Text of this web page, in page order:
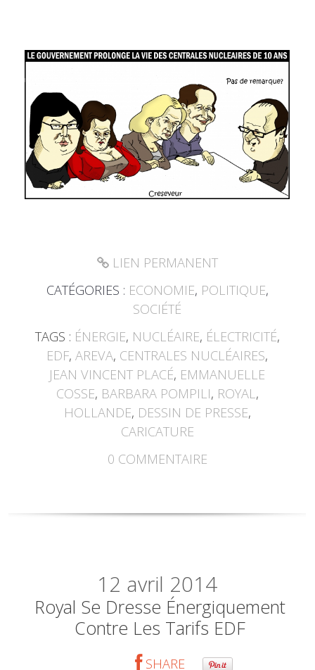
LIEN PERMANENT
CATÉGORIES : ECONOMIE, POLITIQUE,
SOCIÉTÉ
TAGS : ÉNERGIE, NUCLÉAIRE, ÉLECTRICITÉ,
EDF,AREVA, CENTRALES NUCLÉAIRES,
JEAN VINCENT PLACÉ, EMMANUELLE
COSSE, BARBARA POMPILI, ROYAL,
HOLLANDE, DESSIN DE PRESSE,
CARICATURE
0 COMMENTAIRE
12 avril 2014
Royal Se Dresse Énergiquement
Contre Les Tarifs EDF
SHARE